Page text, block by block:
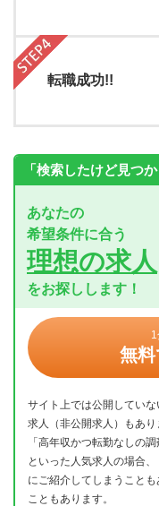
転職成功!!
「検索したけど見つ
あなたの
希望条件に合う
理想の求人
をお探しします！
無料
サイト上では公開していな
求人（非公開求人）もあり
「高年収かつ転勤なしの
といった人気求人の場合
にご紹介してしまうこと
こともあります。